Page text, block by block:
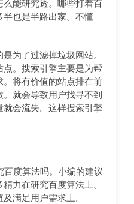
能研究透。哪些打着百
也是半路出家。不懂
为了过滤掉垃圾网站。
。搜索引擎主要是为帮
将有价值的站点排在前
就会导致用户找寻不到
会流失。这样搜索引擎
度算法吗。小编的建议
力在研究百度算法上。
满足用户需求上。